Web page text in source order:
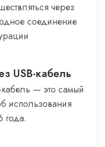
через
соединение
USB-кабель
— это самый
использования
года.